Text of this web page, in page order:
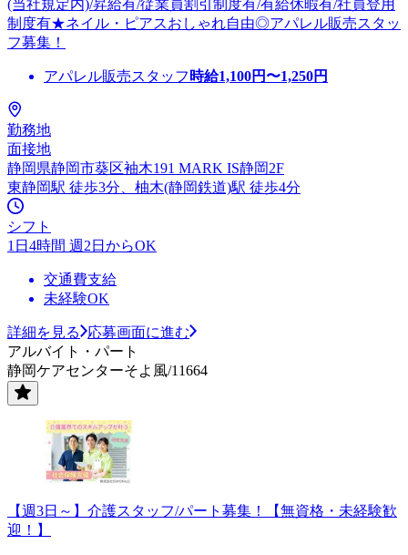
(当社規定内)/昇給有/従業員割引制度有/有給休暇有/社員登用
制度有★ネイル・ピアスおしゃれ自由◎アパレル販売スタッ
フ募集！
アパレル販売スタッフ 時給1,100円〜1,250円
勤務地
面接地
静岡県静岡市葵区袖木191 MARK IS静岡2F
東静岡駅 徒歩3分、柚木(静岡鉄道)駅 徒歩4分
シフト
1日4時間 週2日からOK
交通費支給
未経験OK
詳細を見る
応募画面に進む
アルバイト・パート
静岡ケアセンターそよ風/11664
【週3日～】介護スタッフ/パート募集！【無資格・未経験歓
迎！】